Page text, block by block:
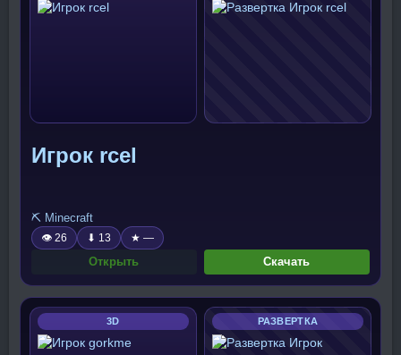
Игрок rcel
⛏️ Minecraft
👁 26 ⬇ 13 ★ —
Открыть Скачать
3D РАЗВЕРТКА